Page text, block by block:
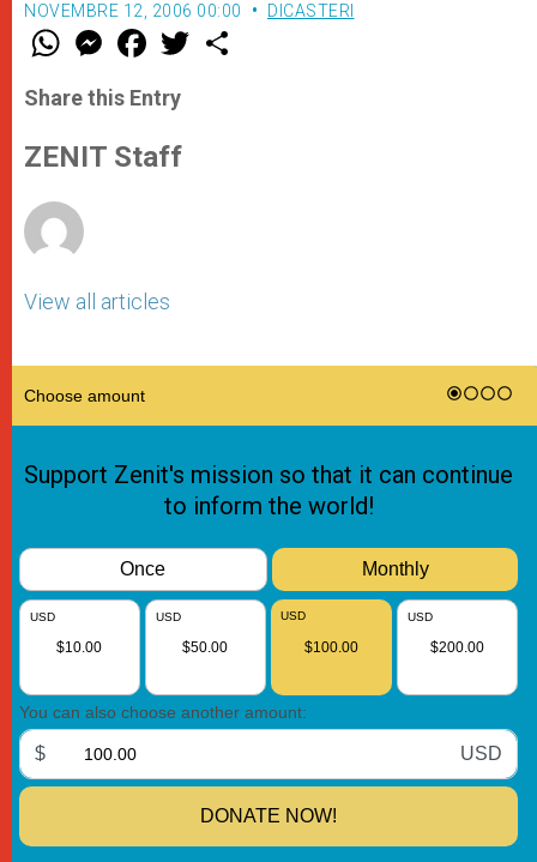
NOVEMBRE 12, 2006 00:00 DICASTERI
W
t
s
p
p
M
e
s
e
g
e
F
a
e
b
o
k
w
Share this Entry
ZENIT Staff
View all articles